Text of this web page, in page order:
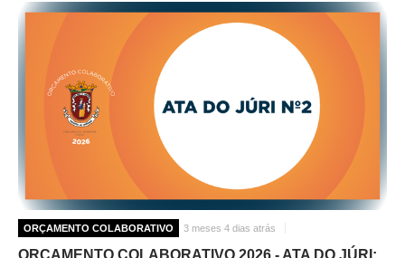
ORÇAMENTO COLABORATIVO 3 meses 4 dias atrás
ORÇAMENTO COLABORATIVO 2026 - ATA DO JÚRI: